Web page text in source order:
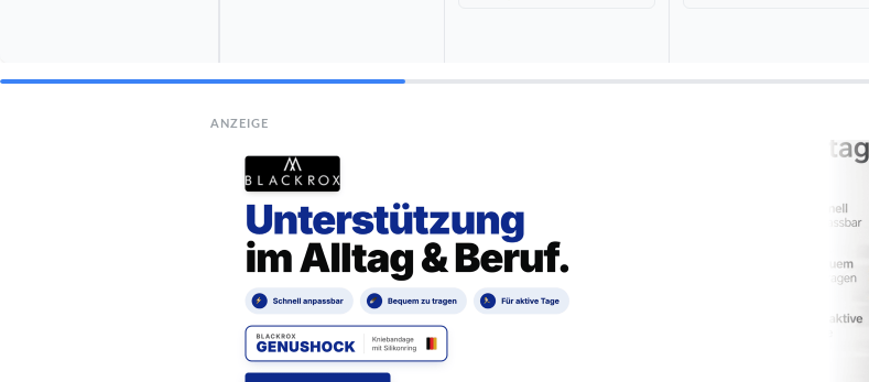
ANZEIGE
Die besten Rückenprotektor im
Wählen Sie Ihren Testsieger aus unseren Top-
O'NEAL
Motorrad Rückenprotektor O’NEAL –